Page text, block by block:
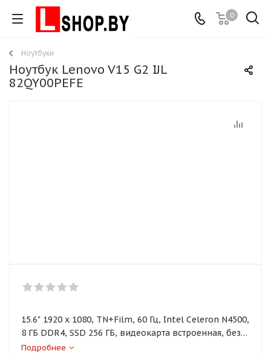
0
Ноутбуки
Ноутбук Lenovo V15 G2 IJL
82QY00PEFE
15.6" 1920 x 1080, TN+Film, 60 Гц, Intel Celeron N4500,
8 ГБ DDR4, SSD 256 ГБ, видеокарта встроенная, без
ОС, цвет крышки черный, аккумулятор 38 Вт·ч
Подробнее